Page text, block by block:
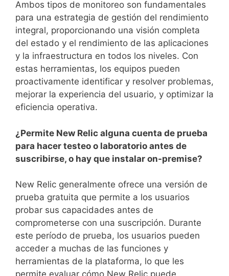
Ambos tipos de monitoreo son fundamentales
para una estrategia de gestión del rendimiento
integral, proporcionando una visión completa
del estado y el rendimiento de las aplicaciones
y la infraestructura en todos los niveles. Con
estas herramientas, los equipos pueden
proactivamente identificar y resolver problemas,
mejorar la experiencia del usuario, y optimizar la
eficiencia operativa.
¿Permite New Relic alguna cuenta de prueba
para hacer testeo o laboratorio antes de
suscribirse, o hay que instalar on-premise?
New Relic generalmente ofrece una versión de
prueba gratuita que permite a los usuarios
probar sus capacidades antes de
comprometerse con una suscripción. Durante
este período de prueba, los usuarios pueden
acceder a muchas de las funciones y
herramientas de la plataforma, lo que les
permite evaluar cómo New Relic puede